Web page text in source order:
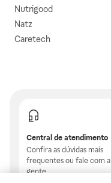
Nutrigood
Natz
Caretech
Central de atendimento
Confira as dúvidas mais
frequentes ou fale com a
gente.